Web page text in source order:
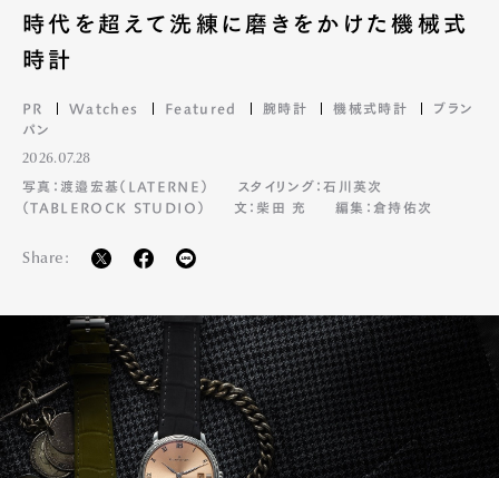
時代を超えて洗練に磨きをかけた機械式
時計
PR Watches Featured 腕時計 機械式時計
ブラン
パン
2026.07.28
写真：渡邉宏基（LATERNE）
スタイリング：石川英次
（TABLEROCK STUDIO）
文：柴田 充 編集：倉持佑次
Share: